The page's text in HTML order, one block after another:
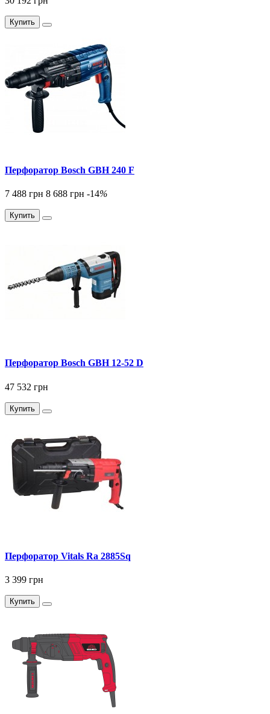
Купить
Перфоратор Bosch GBH 240 F
7 488 грн 8 688 грн -14%
Купить
Перфоратор Bosch GBH 12-52 D
47 532 грн
Купить
Перфоратор Vitals Ra 2885Sq
3 399 грн
Купить